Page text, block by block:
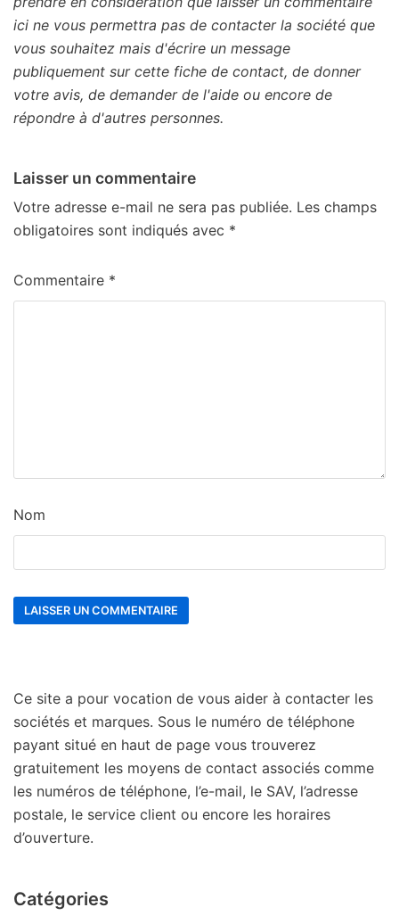
ici ne vous permettra pas de contacter la société que
vous souhaitez mais d'écrire un message
publiquement sur cette fiche de contact, de donner
votre avis, de demander de l'aide ou encore de
répondre à d'autres personnes.
Laisser un commentaire
Votre adresse e-mail ne sera pas publiée. Les champs
obligatoires sont indiqués avec *
Commentaire *
Nom
Ce site a pour vocation de vous aider à contacter les
sociétés et marques. Sous le numéro de téléphone
payant situé en haut de page vous trouverez
gratuitement les moyens de contact associés comme
les numéros de téléphone, l’e-mail, le SAV, l’adresse
postale, le service client ou encore les horaires
d’ouverture.
Catégories